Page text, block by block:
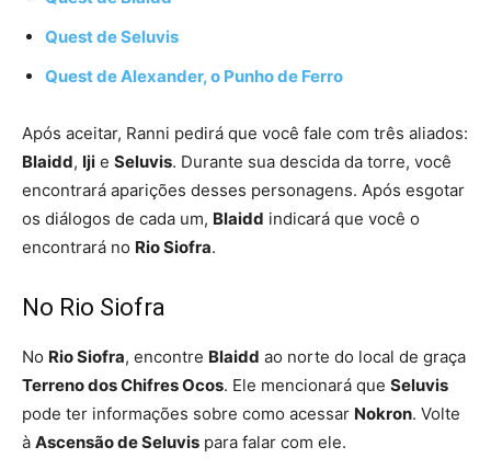
Quest de Seluvis
Quest de Alexander, o Punho de Ferro
Após aceitar, Ranni pedirá que você fale com três aliados:
Blaidd, Iji e Seluvis. Durante sua descida da torre, você
encontrará aparições desses personagens. Após esgotar
os diálogos de cada um, Blaidd indicará que você o
encontrará no Rio Siofra.
No Rio Siofra
No Rio Siofra, encontre Blaidd ao norte do local de graça
Terreno dos Chifres Ocos. Ele mencionará que Seluvis
pode ter informações sobre como acessar Nokron. Volte
à Ascensão de Seluvis para falar com ele.